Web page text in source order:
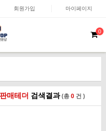
회원가입 마이페이지
0
매테더 검색결과(총 0 건 )